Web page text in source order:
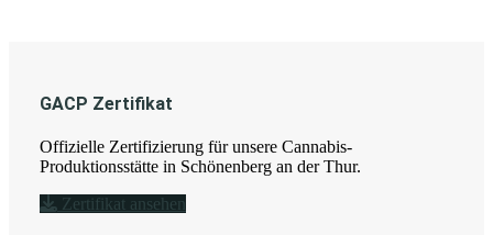
GACP Zertifikat
Offizielle Zertifizierung für unsere Cannabis-
Produktionsstätte in Schönenberg an der Thur.
Zertifikat ansehen